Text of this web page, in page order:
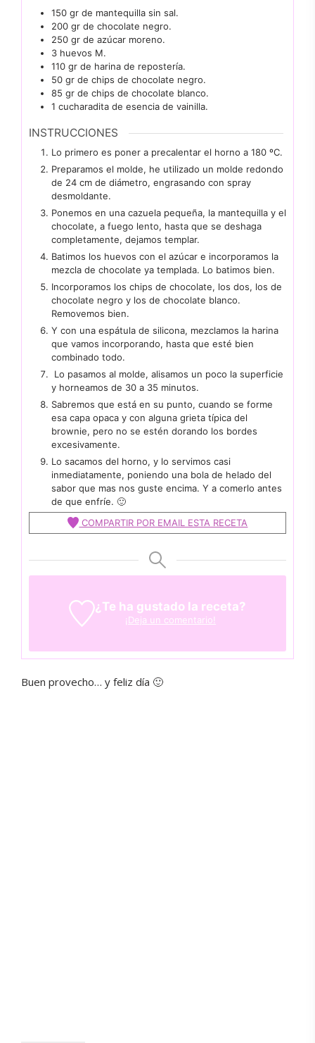
150 gr de mantequilla sin sal.
200 gr de chocolate negro.
250 gr de azúcar moreno.
3 huevos M.
110 gr de harina de repostería.
50 gr de chips de chocolate negro.
85 gr de chips de chocolate blanco.
1 cucharadita de esencia de vainilla.
INSTRUCCIONES
Lo primero es poner a precalentar el horno a 180 ºC.
Preparamos el molde, he utilizado un molde redondo
de 24 cm de diámetro, engrasando con spray
desmoldante.
Ponemos en una cazuela pequeña, la mantequilla y el
chocolate, a fuego lento, hasta que se deshaga
completamente, dejamos templar.
Batimos los huevos con el azúcar e incorporamos la
mezcla de chocolate ya templada. Lo batimos bien.
Incorporamos los chips de chocolate, los dos, los de
chocolate negro y los de chocolate blanco.
Removemos bien.
Y con una espátula de silicona, mezclamos la harina
que vamos incorporando, hasta que esté bien
combinado todo.
Lo pasamos al molde, alisamos un poco la superficie
y horneamos de 30 a 35 minutos.
Sabremos que está en su punto, cuando se forme
esa capa opaca y con alguna grieta típica del
brownie, pero no se estén dorando los bordes
excesivamente.
Lo sacamos del horno, y lo servimos casi
inmediatamente, poniendo una bola de helado del
sabor que mas nos guste encima. Y a comerlo antes
de que enfríe. 🙂
COMPARTIR POR EMAIL ESTA RECETA
¿Te ha gustado la receta?
¡Deja un comentario!
Buen provecho… y feliz día 🙂